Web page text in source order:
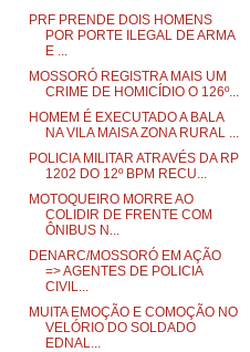
PRF PRENDE DOIS HOMENS
POR PORTE ILEGAL DE ARMA
E ...
MOSSORÓ REGISTRA MAIS UM
CRIME DE HOMICÍDIO O 126º...
HOMEM É EXECUTADO A BALA
NA VILA MAISA ZONA RURAL ...
POLICIA MILITAR ATRAVÉS DA RP
1202 DO 12º BPM RECU...
MOTOQUEIRO MORRE AO
COLIDIR DE FRENTE COM
ÔNIBUS N...
DENARC/MOSSORÓ EM AÇÃO
=> AGENTES DE POLICIA
CIVIL...
MUITA EMOÇÃO E COMOÇÃO NO
VELÓRIO DO SOLDADO
EDNAL...